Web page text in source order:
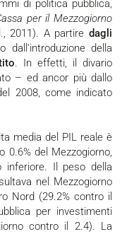
di politica pubblica,
per il Mezzogiorno
2011). A partire dagli
della
. In effetti, il divario
– ed ancor più dallo
2008, come indicato
0.6% del Mezzogiorno,
Il peso della
nel Mezzogiorno
Nord (29.2% contro il
per investimenti
contro il 2.4). La